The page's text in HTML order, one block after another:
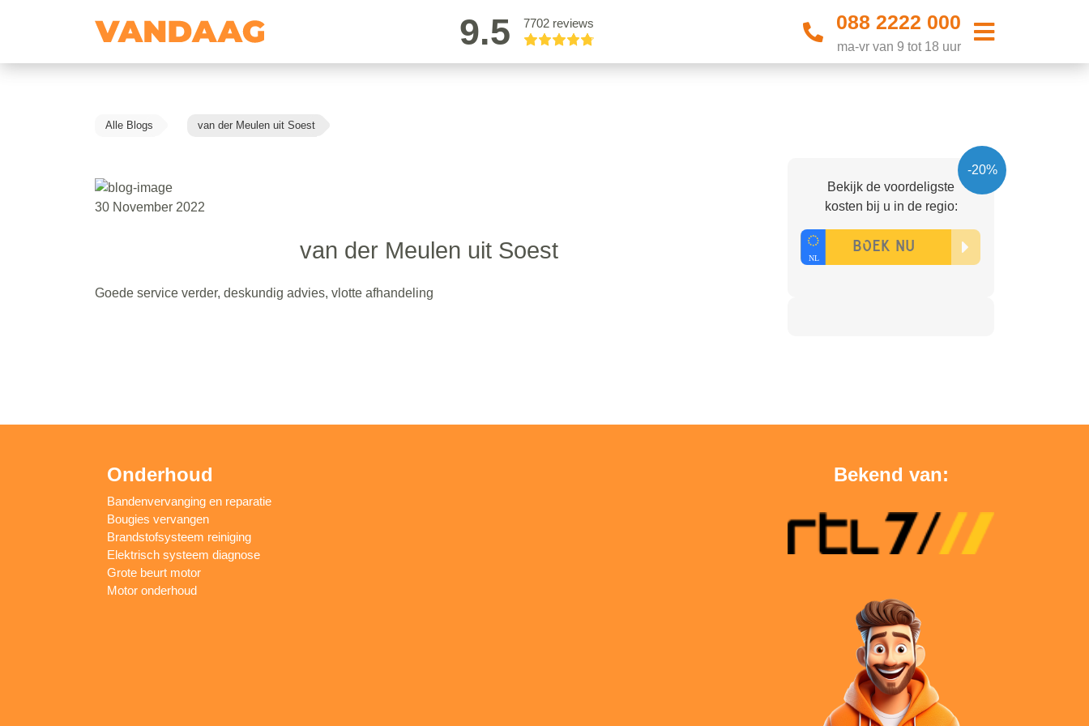
9.5 7702 reviews 088 2222 000
ma-vr van 9 tot 18 uur
Alle Blogs van der Meulen uit Soest
30 November 2022
van der Meulen uit Soest
Goede service verder, deskundig advies, vlotte afhandeling
-20%
Bekijk de voordeligste
kosten bij u in de regio:
Onderhoud
Bandenvervanging en reparatie
Bougies vervangen
Brandstofsysteem reiniging
Elektrisch systeem diagnose
Grote beurt motor
Motor onderhoud
Bekend van: